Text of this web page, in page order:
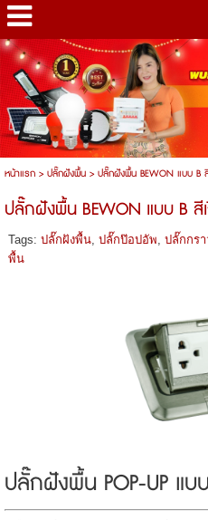
หน้าแรก> ปลั๊กฝังพื้น> ปลั๊กฝังพื้น BEWON แบบ B สี
ปลั๊กฝังพื้น BEWON แบบ B สี
Tags: ปลั๊กฝังพื้น, ปลั๊กป๊อปอัพ ปลั๊กกร
พื้น
ปลั๊กฝังพื้น POP-UP แ